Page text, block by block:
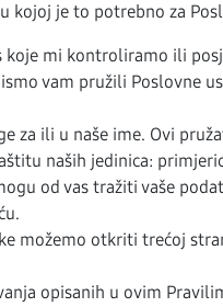
kojoj je to potrebno za
koje mi kontroliramo ili
vam pružili Poslovne
za ili u naše ime. Ovi
naših jedinica:
od vas tražiti vaše
možemo otkriti trećoj
opisanih u ovim